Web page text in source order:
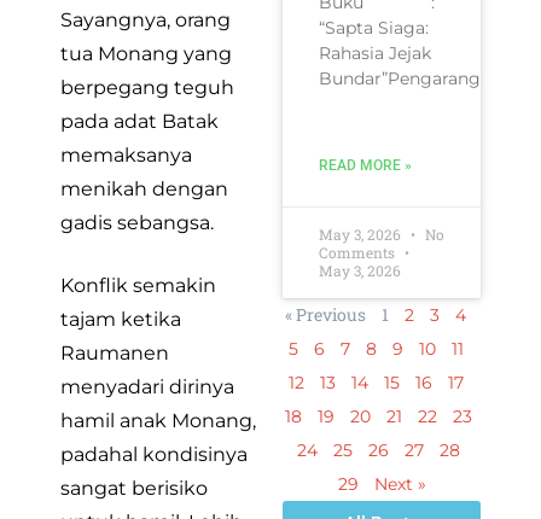
Sayangnya, orang
tua Monang yang
berpegang teguh
pada adat Batak
memaksanya
menikah dengan
gadis sebangsa.
Konflik semakin
tajam ketika
Raumanen
menyadari dirinya
hamil anak Monang,
padahal kondisinya
sangat berisiko
“Sapta Siaga:
Rahasia Jejak
Bundar”Pengarang
READ MORE »
May 3, 2026
No
Comments
May 3, 2026
« Previous 1 2 3
4
5
6 7 8 9 10
11
12
13 14 15 16
17
18
19 20 21 22
23
24
25 26 27
28
29
Next »